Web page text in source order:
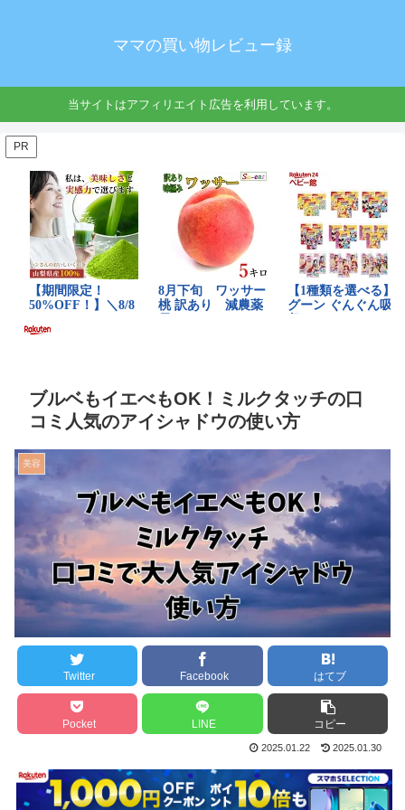
ママの買い物レビュー録
当サイトはアフィリエイト広告を利用しています。
PR
ブルベもイエべもOK！ミルクタッチの口
コミ人気のアイシャドウの使い方
美容
Twitter Facebook はてブ
Pocket LINE コピー
2025.01.22 2025.01.30